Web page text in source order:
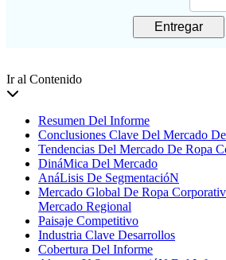
Entregar
Ir al Contenido
Resumen Del Informe
Conclusiones Clave Del Mercado
Tendencias Del Mercado De Ropa
DináMica Del Mercado
AnáLisis De SegmentacióN
Mercado Global De Ropa
Mercado Regional
Paisaje Competitivo
Industria Clave Desarrollos
Cobertura Del Informe